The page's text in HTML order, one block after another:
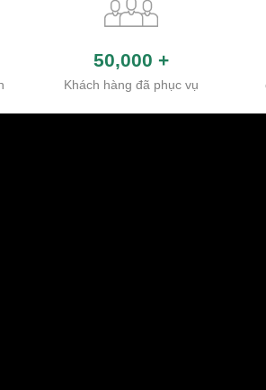
50,000 +
Khách hàng đã phục vụ